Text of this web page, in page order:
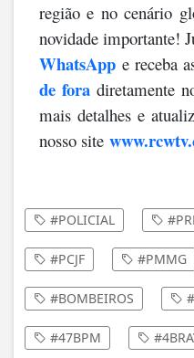
região e no cenário
novidade importante!
WhatsApp e receba
de foradiretamente
mais detalhes e
nosso site
#POLICIAL
#PCJF #PMMG
#BOMBEIROS
#47BPM